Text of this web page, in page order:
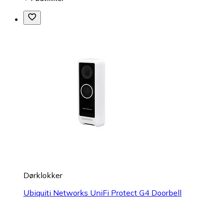
Dørklokker
Ubiquiti Networks UniFi Protect G4 Doorbell